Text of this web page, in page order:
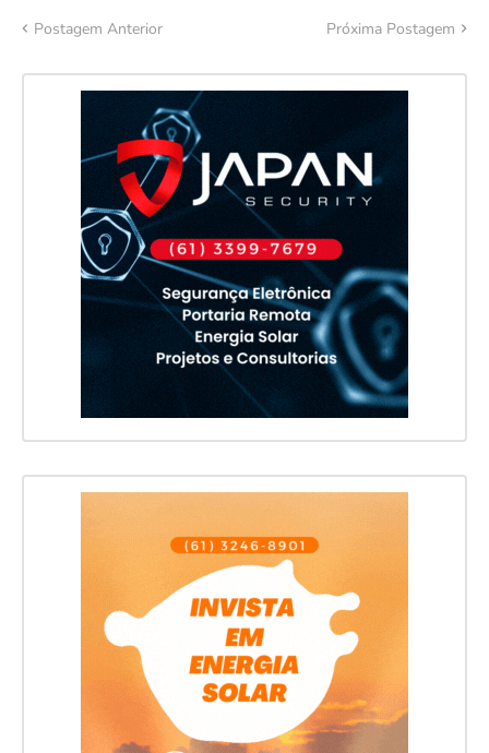
Postagem Anterior Próxima Postagem